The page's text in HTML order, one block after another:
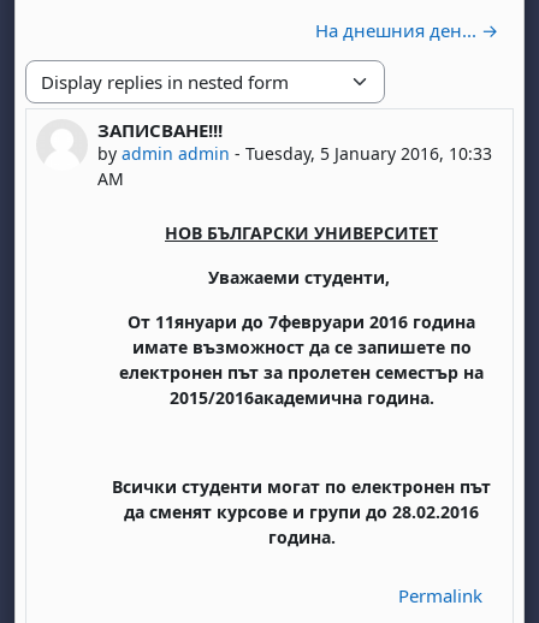
На днешния ден... →
Display mode
ЗАПИСВАНЕ!!!
by admin admin - Tuesday, 5 January 2016, 10:33
AM
Number of replies: 0
НОВ БЪЛГАРСКИ УНИВЕРСИТЕТ
Уважаеми студенти,
От 11януари до 7февруари 2016 година
имате възможност да се запишете по
електронен път за пролетен семестър на
2015/2016академична година.
Всички студенти могат по електронен път
да сменят курсове и групи до 28.02.2016
година.
Permalink